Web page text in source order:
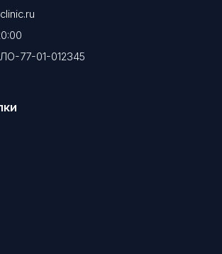
77-01-012345